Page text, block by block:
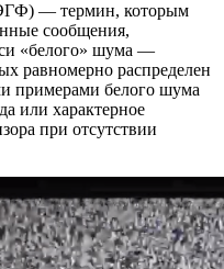
— термин, которым
сообщения,
«белого» шума —
равномерно распределен
примерами белого шума
или характерное
при отсутствии